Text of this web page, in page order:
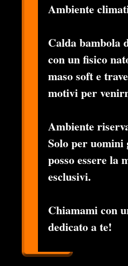
Ambiente
Calda bambola
con un fisico
maso soft e
motivi per
Ambiente
Solo per uomini
posso essere
esclusivi.
Chiamami con
dedicato a te!